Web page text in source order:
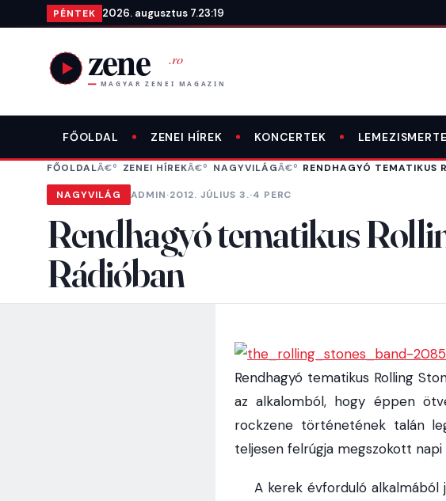
Ugrás a tartalomra
PÉNTEK 2026. augusztus 7.23:19
FŐOLDAL ZENEI HÍREK KONCERTEK
FŐOLDAL ZENEI HÍREK NAGYVILÁG RENDHAGYÓ TEMATIKUS
NAGYVILÁG ADMIN·2012. JÚLIUS 3.·4 PERC
Rendhagyó tematikus
Rádióban
Rendhagyó tematikus Rolling
az alkalomból, hogy éppen
rockzene történetének talán
teljesen felrúgja megszokott
A kerek évforduló alkalmából